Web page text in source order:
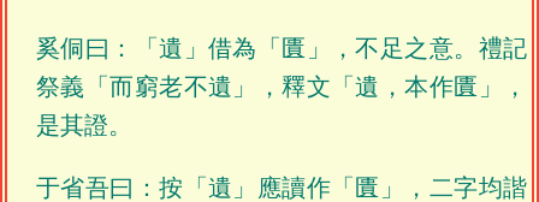
奚侗曰：「遺」借為「匱」，不足之意。禮記
祭義「而窮老不遺」，釋文「遺，本作匱」，
是其證。
于省吾曰：按「遺」應讀作「匱」，二字均諧